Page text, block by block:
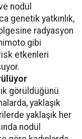
nodül
genetik yatkınlık,
radyasyon
gibi
etkenleri
görüldüğünü
yaklaşık
yaklaşık her
nodül